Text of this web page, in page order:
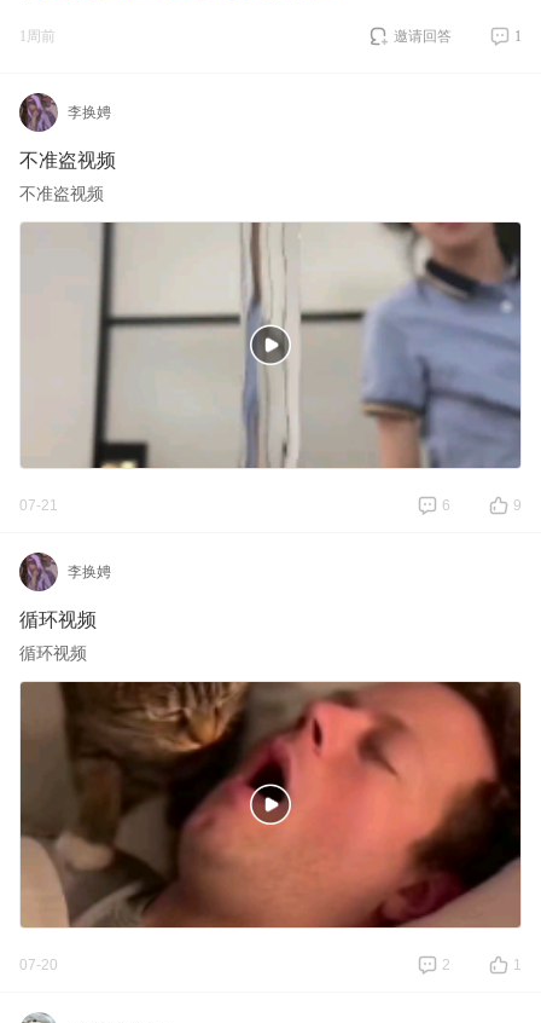
1周前 邀请回答 1
李换娉
不准盗视频
不准盗视频
07-21 6 9
李换娉
循环视频
循环视频
07-20 2 1